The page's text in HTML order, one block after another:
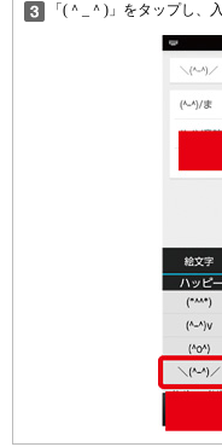
「(＾_＾)」をタップし、